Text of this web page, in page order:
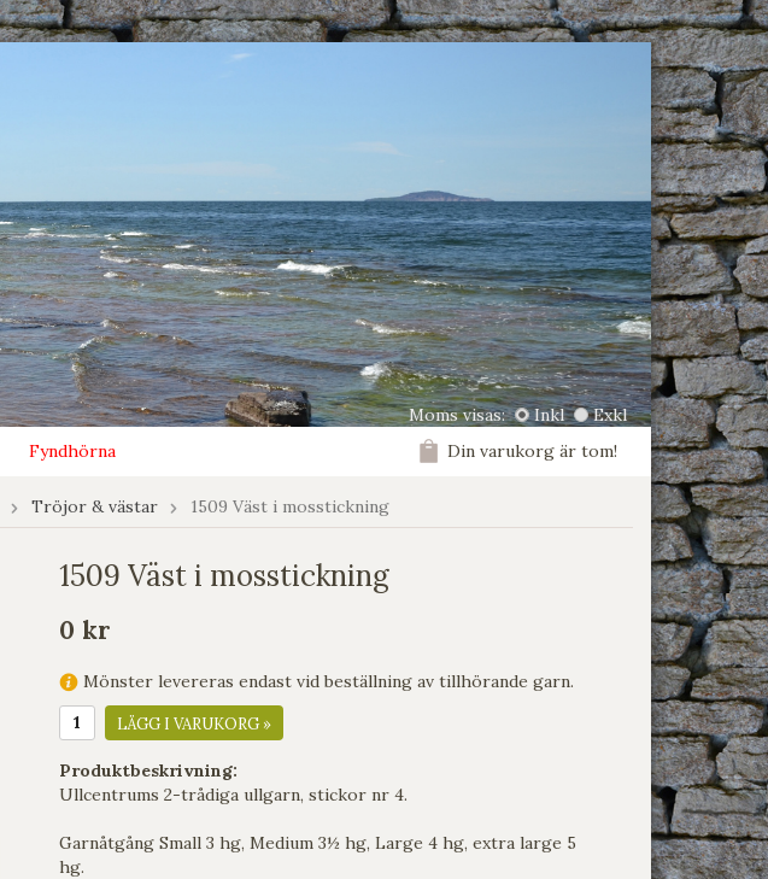
Moms visas: Inkl
Exkl
Fyndhörna Din varukorg är tom!
Tröjor & västar 1509 Väst i mosstickning
1509 Väst i mosstickning
0 kr
Mönster levereras endast vid beställning av tillhörande garn.
LÄGG I VARUKORG »
Produktbeskrivning:
Ullcentrums 2-trådiga ullgarn, stickor nr 4.
Garnåtgång Small 3 hg, Medium 3½ hg, Large 4 hg, extra large 5
hg.